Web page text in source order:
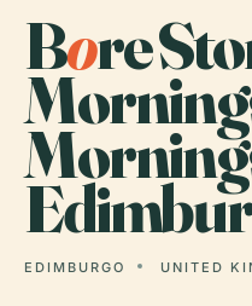
Bore
EDIMBURGO UNITED